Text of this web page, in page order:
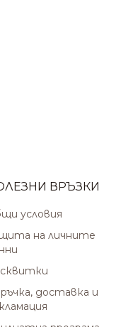
ВРЪЗКИ
условия
на личните
доставка и